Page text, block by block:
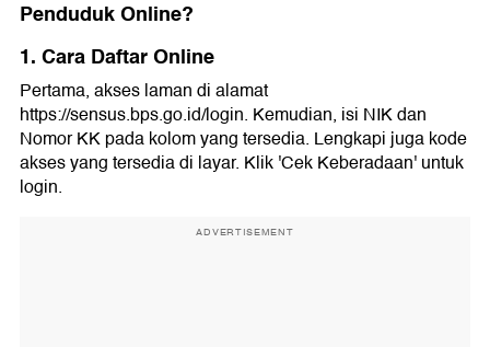
Penduduk Online?
1. Cara Daftar Online
Pertama, akses laman di alamat
https://sensus.bps.go.id/login. Kemudian, isi NIK dan
Nomor KK pada kolom yang tersedia. Lengkapi juga kode
akses yang tersedia di layar. Klik 'Cek Keberadaan' untuk
login.
ADVERTISEMENT